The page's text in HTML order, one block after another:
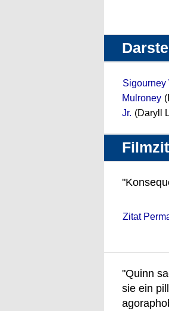
Sigourney
Mulroney
Jr. (Daryll
Zitat
"Quinn
sie ein